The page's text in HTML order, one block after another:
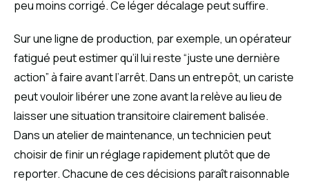
peu moins corrigé. Ce léger décalage peut suffire.
Sur une ligne de production, par exemple, un opérateur
fatigué peut estimer qu’il lui reste “juste une dernière
action” à faire avant l’arrêt. Dans un entrepôt, un cariste
peut vouloir libérer une zone avant la relève au lieu de
laisser une situation transitoire clairement balisée.
Dans un atelier de maintenance, un technicien peut
choisir de finir un réglage rapidement plutôt que de
reporter. Chacune de ces décisions paraît raisonnable